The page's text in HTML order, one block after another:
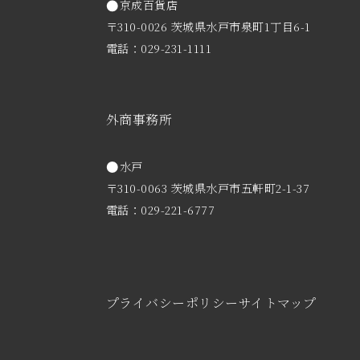
京成百貨店
〒310-0026 茨城県水戸市泉町1丁目6-1
電話：029-231-1111
外商事務所
水戸
〒310-0063 茨城県水戸市五軒町2-1-37
電話：029-221-6777
プライバシーポリシーサイトマップ